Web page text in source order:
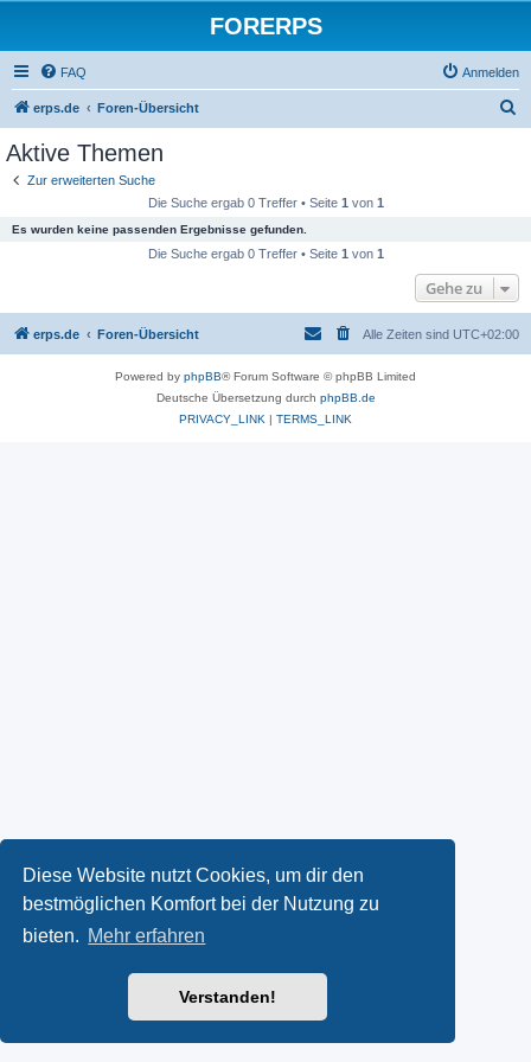
Diese Website nutzt Cookies, um dir den
bestmöglichen Komfort bei der Nutzung zu
bieten. Mehr erfahren
Verstanden!
FORERPS
FAQ Anmelden
erps.de Foren-Übersicht
Aktive Themen
Zur erweiterten Suche
Die Suche ergab 0 Treffer • Seite 1 von 1
Es wurden keine passenden Ergebnisse gefunden.
Die Suche ergab 0 Treffer • Seite 1 von 1
Gehe zu
erps.de Foren-Übersicht Alle Zeiten sind UTC+02:00
Powered by phpBB® Forum Software © phpBB Limited
Deutsche Übersetzung durch phpBB.de
PRIVACY_LINK | TERMS_LINK